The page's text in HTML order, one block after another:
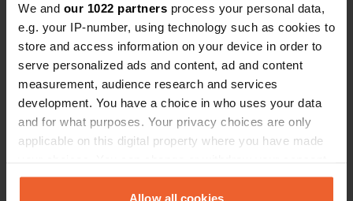
We and our 1022 partners process your personal data,
e.g. your IP-number, using technology such as cookies to
store and access information on your device in order to
serve personalized ads and content, ad and content
measurement, audience research and services
development. You have a choice in who uses your data
and for what purposes. Your privacy choices are only
applicable on this digital property where you have made
any time from the Cookie Declaration or by clicking on
the Privacy trigger icon.Allow all cookies
Es-tu déjà venu ici ?
Contact